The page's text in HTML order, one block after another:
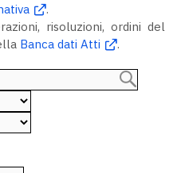
.
risoluzioni, ordini del
Banca dati Atti .